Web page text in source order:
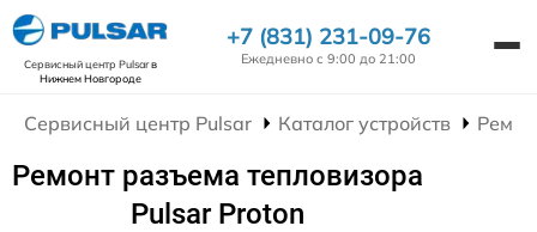
Сервисный центр Pulsarв
Нижнем Новгороде
+7 (831) 231-09-76
Ежедневно с 9:00 до 21:00
Сервисный центр Pulsar Каталог устройств
Ремонт разъема тепловизора
Pulsar Proton